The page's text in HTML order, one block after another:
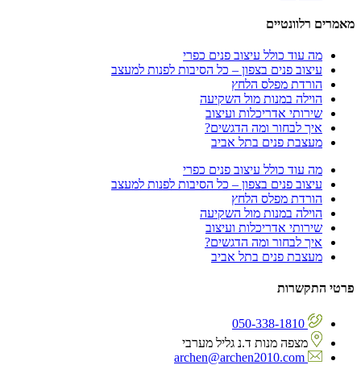
מאמרים רלוונטיים
מה עוד כולל עיצוב פנים כפרי
עיצוב פנים בצפון – כל הסיבות לפנות למעצב
הורדת מפלס הלחץ
הוילה במנות מול השקיעה
שירותי אדריכלות ועיצוב
איך לבחור ומה הדגשים?
מעצבת פנים בתל אביב
מה עוד כולל עיצוב פנים כפרי
עיצוב פנים בצפון – כל הסיבות לפנות למעצב
הורדת מפלס הלחץ
הוילה במנות מול השקיעה
שירותי אדריכלות ועיצוב
איך לבחור ומה הדגשים?
מעצבת פנים בתל אביב
פרטי התקשרות
050-338-1810
מצפה מנות ד.נ גליל מערבי
archen@archen2010.com